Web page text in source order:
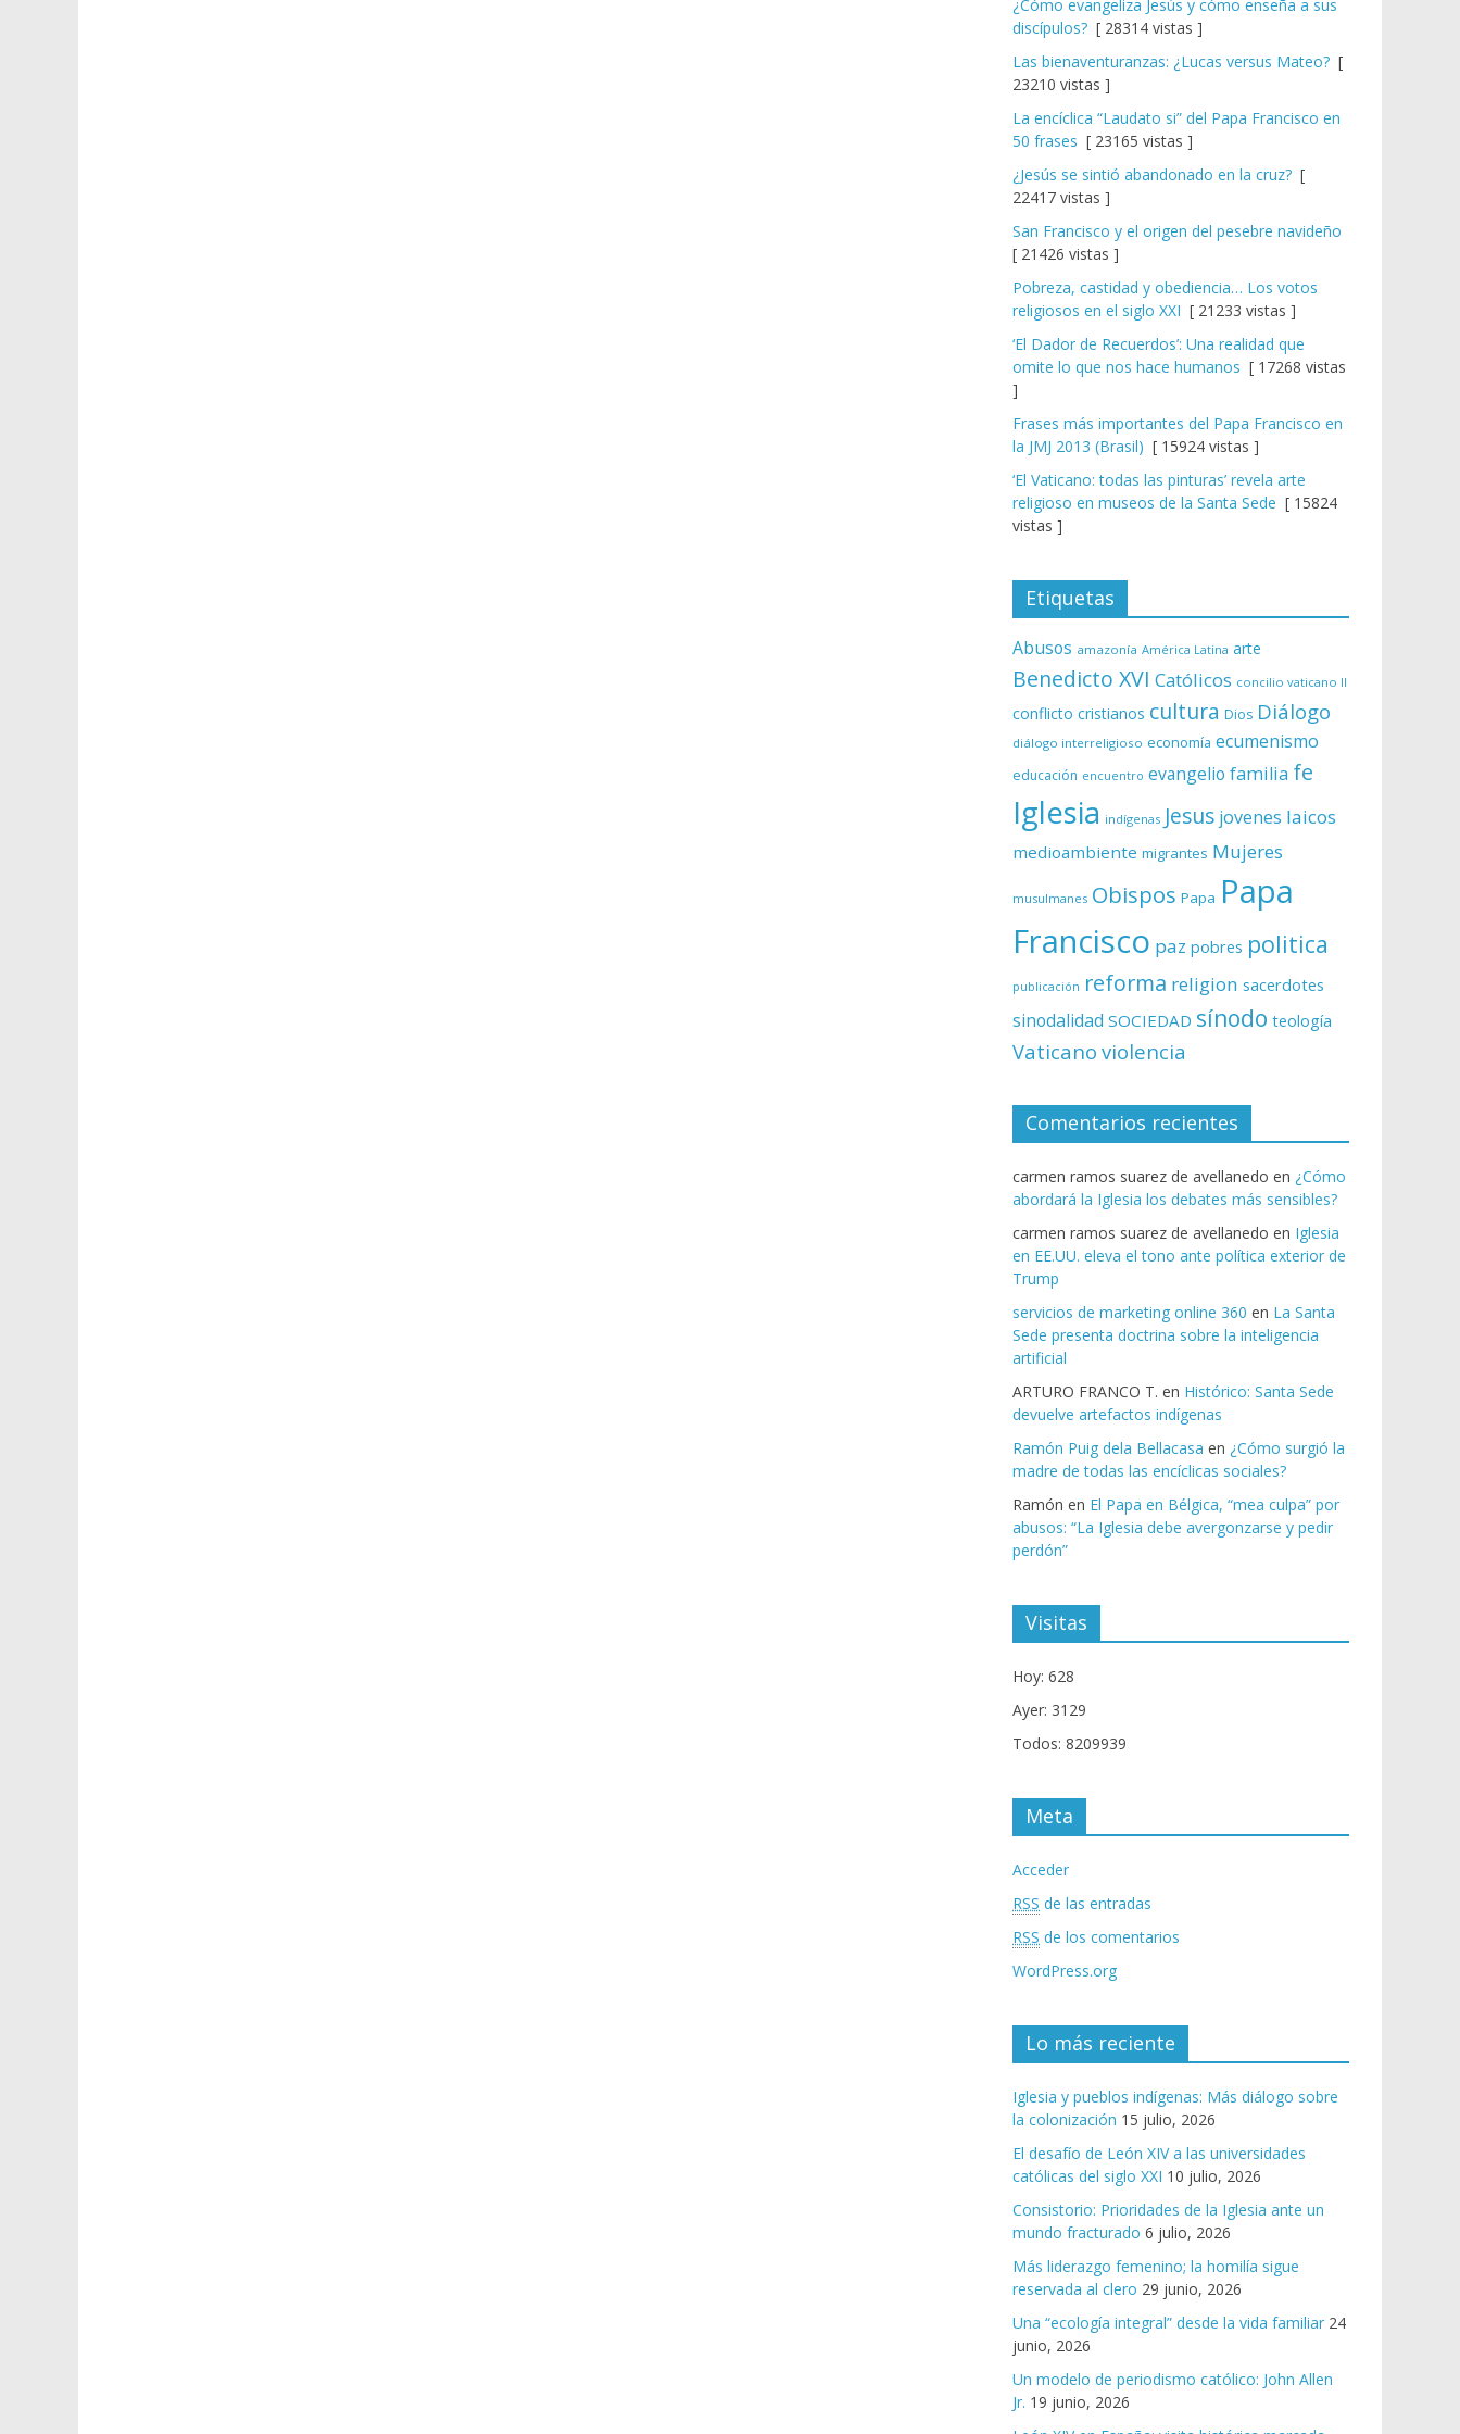
¿Cómo evangeliza Jesús y cómo enseña a sus
discípulos? [ 28314 vistas ]
Las bienaventuranzas: ¿Lucas versus Mateo? [
23210 vistas ]
La encíclica “Laudato si” del Papa Francisco en
50 frases [ 23165 vistas ]
¿Jesús se sintió abandonado en la cruz? [
22417 vistas ]
San Francisco y el origen del pesebre navideño
[ 21426 vistas ]
Pobreza, castidad y obediencia… Los votos
religiosos en el siglo XXI [ 21233 vistas ]
‘El Dador de Recuerdos’: Una realidad que
omite lo que nos hace humanos [ 17268 vistas
]
Frases más importantes del Papa Francisco en
la JMJ 2013 (Brasil) [ 15924 vistas ]
‘El Vaticano: todas las pinturas’ revela arte
religioso en museos de la Santa Sede [ 15824
vistas ]
Etiquetas
Abusos amazonía América Latina arte
Benedicto XVI Católicos concilio vaticano II
conflicto cristianos cultura Dios Diálogo
diálogo interreligioso economía ecumenismo
educación encuentro evangelio familia fe
Iglesia indígenas Jesus jovenes laicos
medioambiente migrantes Mujeres
musulmanes Obispos Papa Papa
Francisco paz pobres politica
publicación reforma religion sacerdotes
sinodalidad SOCIEDAD sínodo teología
Vaticano violencia
Comentarios recientes
carmen ramos suarez de avellanedo en ¿Cómo
abordará la Iglesia los debates más sensibles?
carmen ramos suarez de avellanedo en Iglesia
en EE.UU. eleva el tono ante política exterior de
Trump
servicios de marketing online 360 en La Santa
Sede presenta doctrina sobre la inteligencia
artificial
ARTURO FRANCO T. en Histórico: Santa Sede
devuelve artefactos indígenas
Ramón Puig dela Bellacasa en ¿Cómo surgió la
madre de todas las encíclicas sociales?
Ramón en El Papa en Bélgica, “mea culpa” por
abusos: “La Iglesia debe avergonzarse y pedir
perdón”
Visitas
Hoy: 628
Ayer: 3129
Todos: 8209939
Meta
Acceder
RSS de las entradas
RSS de los comentarios
WordPress.org
Lo más reciente
Iglesia y pueblos indígenas: Más diálogo sobre
la colonización 15 julio, 2026
El desafío de León XIV a las universidades
católicas del siglo XXI 10 julio, 2026
Consistorio: Prioridades de la Iglesia ante un
mundo fracturado 6 julio, 2026
Más liderazgo femenino; la homilía sigue
reservada al clero 29 junio, 2026
Una “ecología integral” desde la vida familiar 24
junio, 2026
Un modelo de periodismo católico: John Allen
Jr. 19 junio, 2026